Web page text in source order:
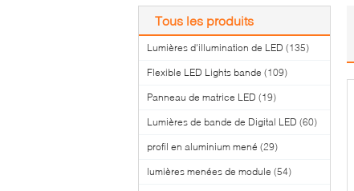
Tous les produits
Lumières d'illumination de LED (135)
Flexible LED Lights bande (109)
Panneau de matrice LED (19)
Lumières de bande de Digital LED (60)
profil en aluminium mené (29)
lumières menées de module (54)